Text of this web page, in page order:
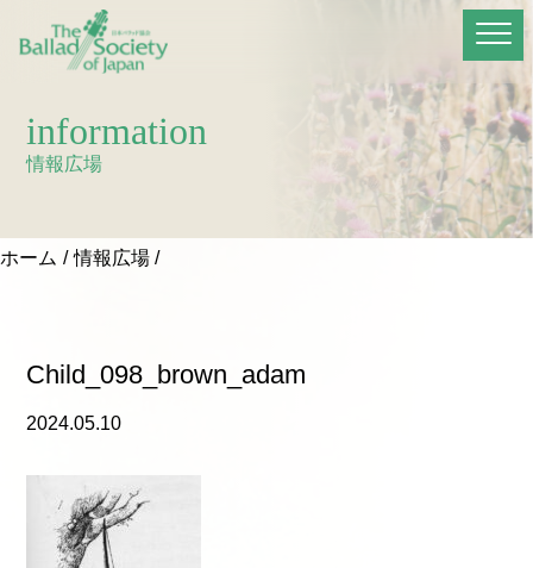
information
情報広場
ホーム 情報広場
Child_098_brown_adam
2024.05.10